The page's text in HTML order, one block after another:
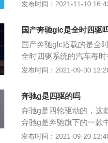
式。切换到低速四驱模
系统是非常智能的，这
四驱系统的汽车并不是
单，体积小，重量轻，
的是全时四驱。全时四
为主的四驱系统，另外
昂贵的越野车型上，一
四个车轮独立推动的驱
到汽车的四个车轮上，
秀。搭载全时四驱系统
重量比较大，所以汽车的
发布时间：2021-11-10
国产奔驰glc是全时四驱
国产奔驰glc搭载的是全
全时四驱系统的汽车每
机械抓地力，抓地力提
2973毫米。这款车一共
机，另一款是高功率版
大功率为145kw，最大
矩转速为1650到4000转
合金缸盖缸体。高功率
发布时间：2021-09-30
奔驰g是四驱的吗
奔驰g是四轮驱动的，这
奔驰g是奔驰旗下的一款
66毫米，1931毫米，
发布时间：2021-09-20